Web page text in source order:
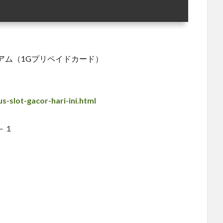
（1Gプリペイドカード）
slot-gacor-hari-ini.html
１